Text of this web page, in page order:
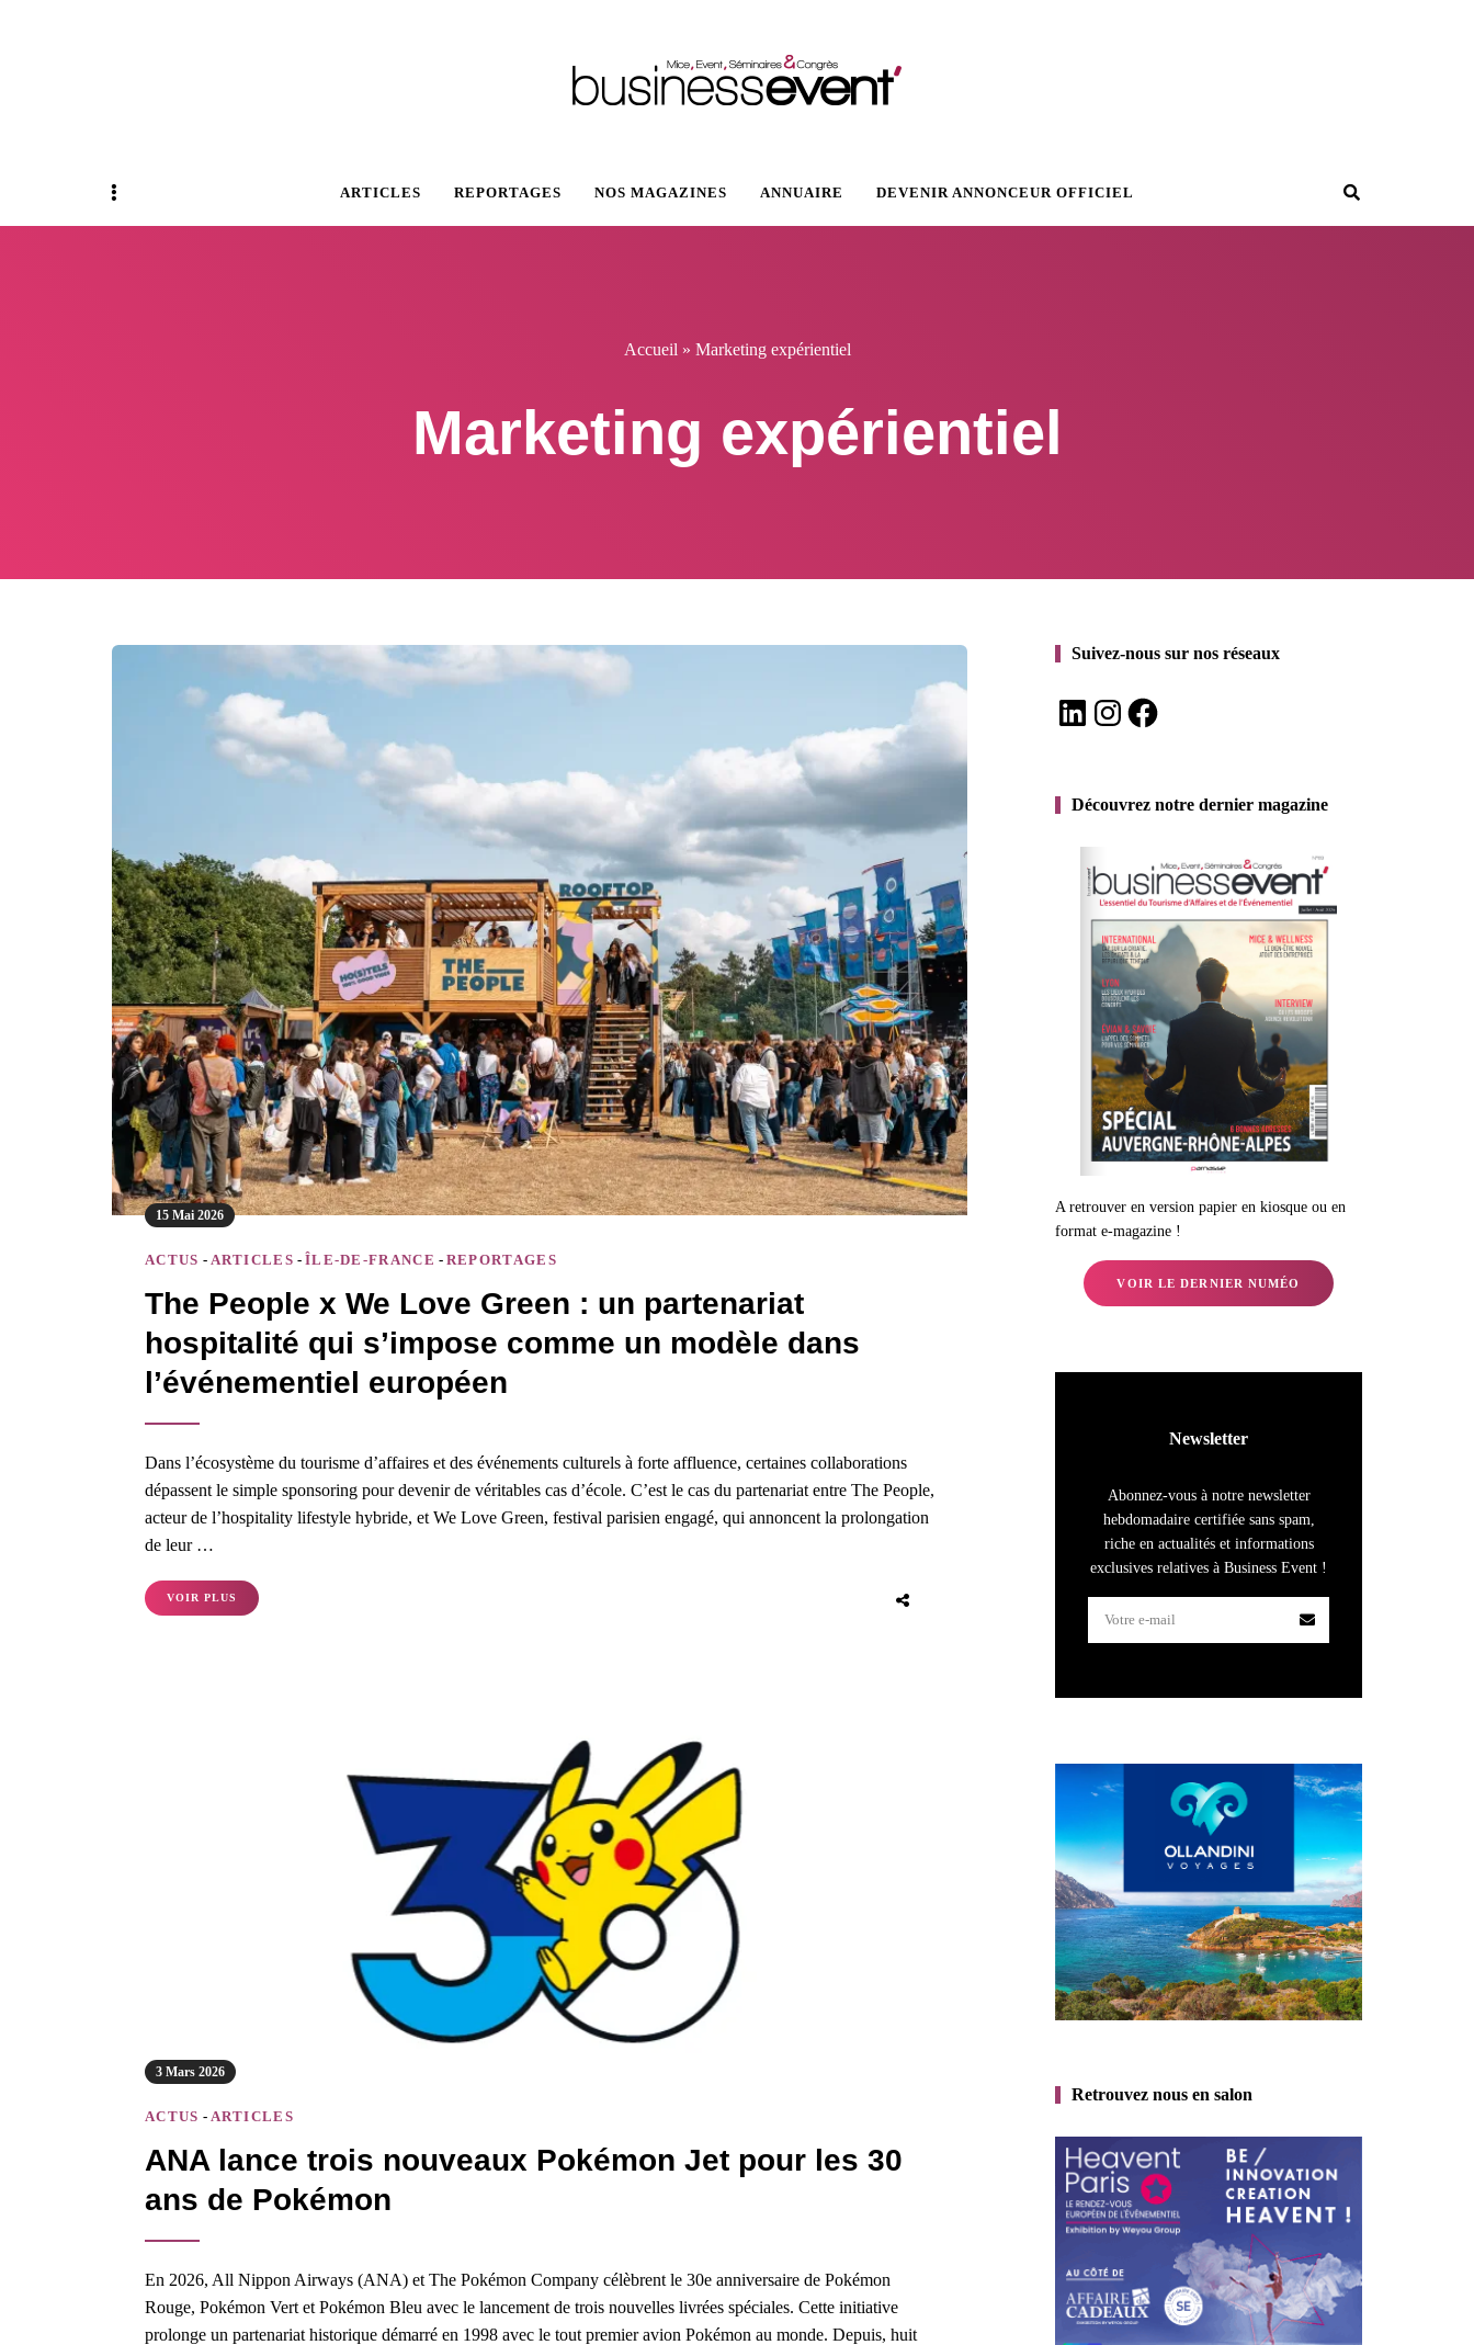
ARTICLES REPORTAGES NOS MAGAZINES ANNUAIRE DEVENIR ANNONCEUR OFFICIEL
Sidebar Recherche
Accueil » Marketing expérientiel
Marketing expérientiel
15 Mai 2026
ACTUS - ARTICLES - ÎLE-DE-FRANCE - REPORTAGES
The People x We Love Green : un partenariat
hospitalité qui s’impose comme un modèle dans
l’événementiel européen
Dans l’écosystème du tourisme d’affaires et des événements culturels à forte affluence, certaines collaborations
dépassent le simple sponsoring pour devenir de véritables cas d’école. C’est le cas du partenariat entre The People,
acteur de l’hospitality lifestyle hybride, et We Love Green, festival parisien engagé, qui annoncent la prolongation
de leur …
VOIR PLUS
3 Mars 2026
ACTUS - ARTICLES
ANA lance trois nouveaux Pokémon Jet pour les 30
ans de Pokémon
En 2026, All Nippon Airways (ANA) et The Pokémon Company célèbrent le 30e anniversaire de Pokémon
Rouge, Pokémon Vert et Pokémon Bleu avec le lancement de trois nouvelles livrées spéciales. Cette initiative
prolonge un partenariat historique démarré en 1998 avec le tout premier avion Pokémon au monde. Depuis, huit
Suivez-nous sur nos réseaux
LinkedInInstagramFacebook
Découvrez notre dernier magazine
A retrouver en version papier en kiosque ou en
format e-magazine !
VOIR LE DERNIER NUMÉO
Newsletter
Abonnez-vous à notre newsletter
hebdomadaire certifiée sans spam,
riche en actualités et informations
exclusives relatives à Business Event !
Retrouvez nous en salon